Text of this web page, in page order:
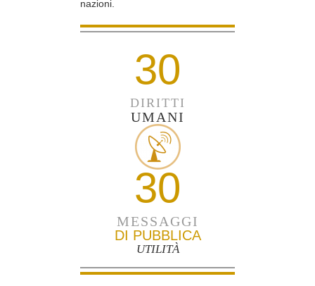
nazioni.
30
DIRITTI
UMANI
30
MESSAGGI
DI PUBBLICA
UTILITÀ